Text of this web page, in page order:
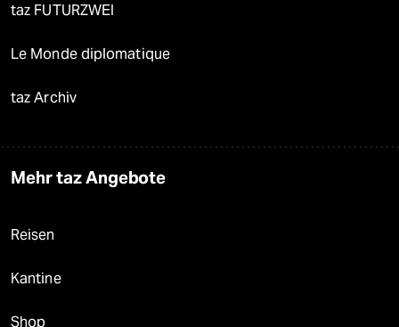
taz FUTURZWEI
Le Monde diplomatique
taz Archiv
Mehr taz Angebote
Reisen
Kantine
Shop